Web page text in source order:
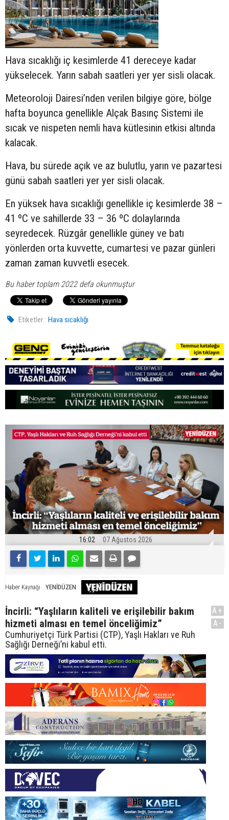
Hava sıcaklığı iç kesimlerde 41 dereceye kadar
yükselecek. Yarın sabah saatleri yer yer sisli olacak.
Meteoroloji Dairesi’nden verilen bilgiye göre, bölge
hafta boyunca genellikle Alçak Basınç Sistemi ile
sıcak ve nispeten nemli hava kütlesinin etkisi altında
kalacak.
Hava, bu sürede açık ve az bulutlu, yarın ve pazartesi
günü sabah saatleri yer yer sisli olacak.
En yüksek hava sıcaklığı genellikle iç kesimlerde 38 –
41 ºC ve sahillerde 33 – 36 ºC dolaylarında
seyredecek. Rüzgâr genellikle güney ve batı
yönlerden orta kuvvette, cumartesi ve pazar günleri
zaman zaman kuvvetli esecek.
Bu haber toplam 2022 defa okunmuştur
Etiketler : Hava sıcaklığı
16:02 07 Ağustos 2026
Haber Kaynağı YENİDÜZEN
İncirli: “Yaşlıların kaliteli ve erişilebilir bakım
hizmeti alması en temel önceliğimiz”
Cumhuriyetçi Türk Partisi (CTP), Yaşlı Hakları ve Ruh
Sağlığı Derneği’ni kabul etti.
A+
A-